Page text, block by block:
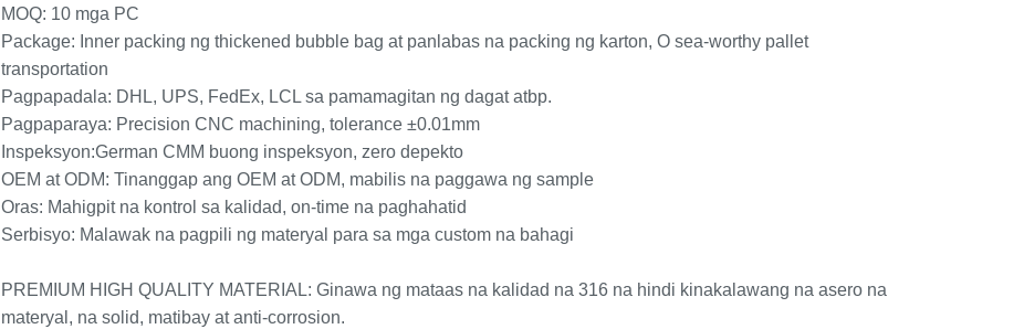
MOQ: 10 mga PC
Package: Inner packing ng thickened bubble bag at panlabas na packing ng karton, O sea-worthy pallet
transportation
Pagpapadala: DHL, UPS, FedEx, LCL sa pamamagitan ng dagat atbp.
Pagpaparaya: Precision CNC machining, tolerance ±0.01mm
Inspeksyon:German CMM buong inspeksyon, zero depekto
OEM at ODM: Tinanggap ang OEM at ODM, mabilis na paggawa ng sample
Oras: Mahigpit na kontrol sa kalidad, on-time na paghahatid
Serbisyo: Malawak na pagpili ng materyal para sa mga custom na bahagi
PREMIUM HIGH QUALITY MATERIAL: Ginawa ng mataas na kalidad na 316 na hindi kinakalawang na asero na
materyal, na solid, matibay at anti-corrosion.